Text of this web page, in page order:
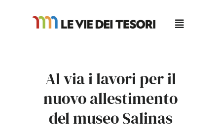
Al via i lavori per il
nuovo allestimento
del museo Salinas